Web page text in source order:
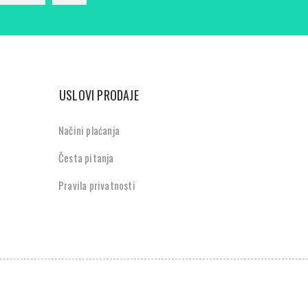
USLOVI PRODAJE
Načini plaćanja
Česta pitanja
Pravila privatnosti